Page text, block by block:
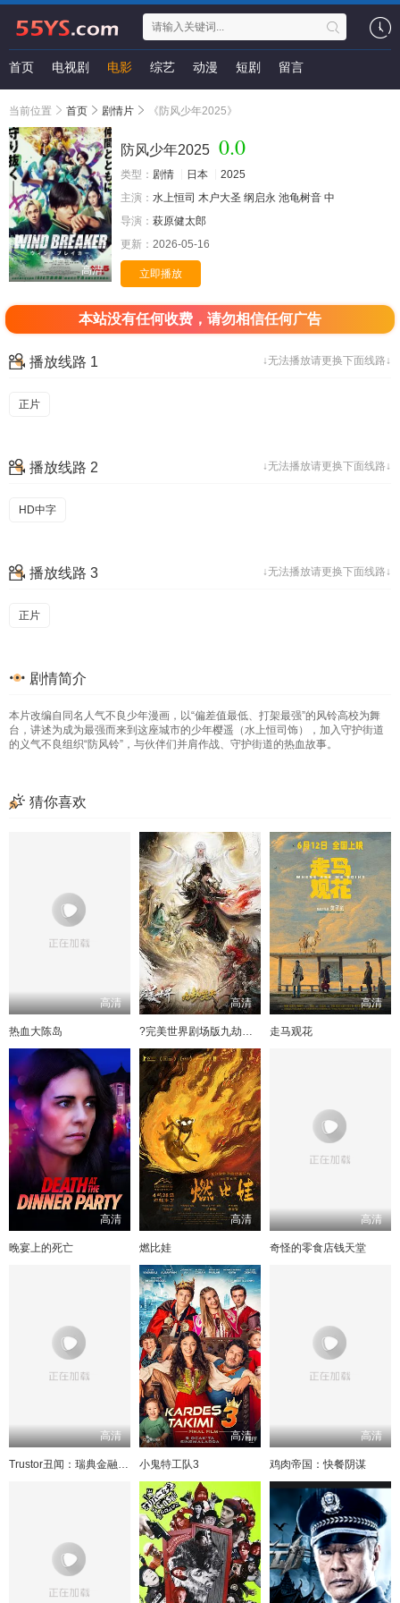
首页 电视剧 电影 综艺 动漫 短剧 留言
当前位置 首页 剧情片 《防风少年2025》
高清
防风少年2025 0.0
类型： 剧情 日本
2025
主演： 水上恒司 木户大圣 纲启永 池龟树音 中
导演： 萩原健太郎
更新： 2026-05-16
立即播放
本站没有任何收费，请勿相信任何广告
↓无法播放请更换下面线路↓
播放线路 1
正片
↓无法播放请更换下面线路↓
播放线路 2
HD中字
↓无法播放请更换下面线路↓
播放线路 3
正片
剧情简介
本片改编自同名人气不良少年漫画，以“偏差值最低、打架最强”的风铃高校为舞
台，讲述为成为最强而来到这座城市的少年樱遥（水上恒司饰），加入守护街道
的义气不良组织“防风铃”，与伙伴们并肩作战、守护街道的热血故事。
猜你喜欢
高清
热血大陈岛
高清
?完美世界剧场版九劫焚天?
高清
走马观花
高清
晚宴上的死亡
高清
燃比娃
高清
奇怪的零食店钱天堂
高清
Trustor丑闻：瑞典金融案内幕
高清
小鬼特工队3
高清
鸡肉帝国：快餐阴谋